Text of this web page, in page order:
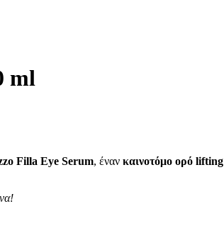
ml
Filla Eye Serum, έναν καινοτόμο ορό lifting